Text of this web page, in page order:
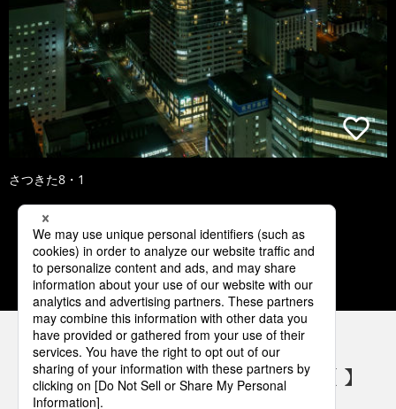
さつきた8・1
1 2 3 4 5
パナソニックの電気設備 SNSアカウント